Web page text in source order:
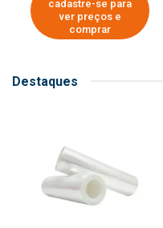
cadastre-se para
ver preços e
comprar
Destaques